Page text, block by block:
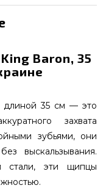
Baron, 35
длиной 35 см — это
захвата
зубьями, они
выскальзывания.
стали, эти щипцы